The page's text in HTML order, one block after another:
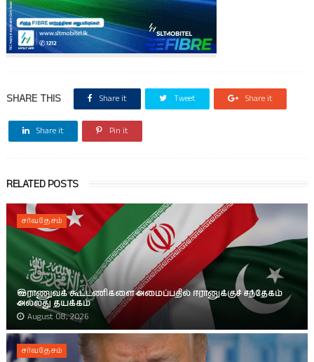
SHARE THIS Share it Tweet Share it
Share it Pin it
RELATED POSTS
சர்வதேசம்
இராணுவக் கூட்டணிகளை அமைப்பதில் ஈரானுக்குச் சந்தேகம்
அல்லது தயக்கம்
August 08, 2026
சர்வதேசம்